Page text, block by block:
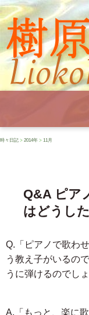
時々日記 > 2014年 > 11月
Q&A ピア
はどうし
Q.「ピアノで歌わ
う教え子がいるの
うに弾けるのでしょ
A.「もっと、楽に